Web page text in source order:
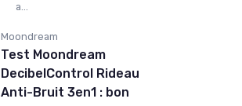
a...
Moondream
Test Moondream
DecibelControl Rideau
Anti-Bruit 3en1 : bon